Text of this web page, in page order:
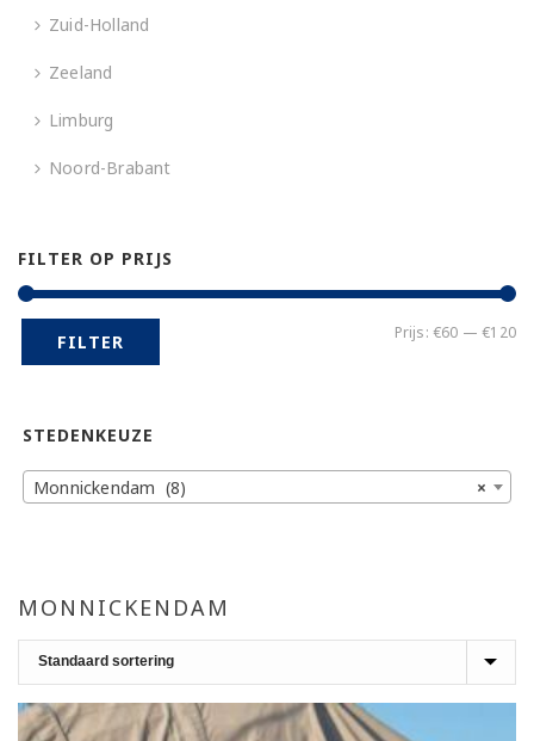
MONNICKENDAM
Zuid-Holland
Zeeland
Limburg
Noord-Brabant
FILTER OP PRIJS
FILTER Prijs: €60 —€120
STEDENKEUZE
×
Monnickendam (8)